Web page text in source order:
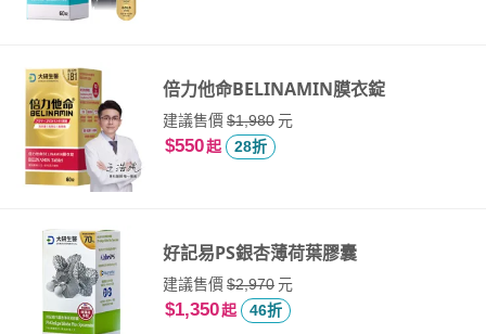
倍力他命BELINAMIN膜衣錠
建議售價$1,980元
$550起 28折
好記易PS銀杏薄荷葉膠囊
建議售價$2,970元
$1,350起 46折